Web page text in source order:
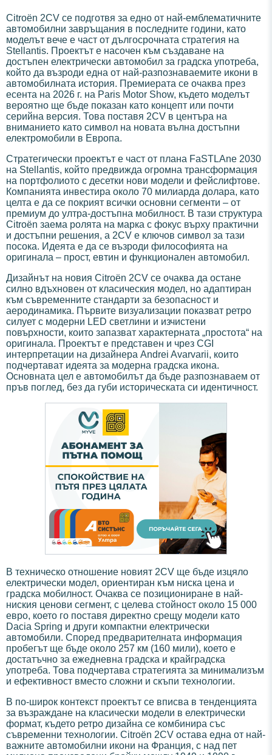
Citroën 2CV се подготвя за едно от най-емблематичните
автомобилни завръщания в последните години, като
моделът вече е част от дългосрочната стратегия на
Stellantis. Проектът е насочен към създаване на
достъпен електрически автомобил за градска употреба,
който да възроди една от най-разпознаваемите икони в
автомобилната история. Премиерата се очаква през
есента на 2026 г. на Paris Motor Show, където моделът
вероятно ще бъде показан като концепт или почти
серийна версия. Това поставя 2CV в центъра на
вниманието като символ на новата вълна достъпни
електромобили в Европа.
Стратегически проектът е част от плана FaSTLAne 2030
на Stellantis, който предвижда огромна трансформация
на портфолиото с десетки нови модели и фейслифтове.
Компанията инвестира около 70 милиарда долара, като
целта е да се покрият всички основни сегменти – от
премиум до ултра-достъпна мобилност. В тази структура
Citroën заема ролята на марка с фокус върху практични
и достъпни решения, а 2CV е ключов символ за тази
посока. Идеята е да се възроди философията на
оригинала – прост, евтин и функционален автомобил.
Дизайнът на новия Citroën 2CV се очаква да остане
силно вдъхновен от класическия модел, но адаптиран
към съвременните стандарти за безопасност и
аеродинамика. Първите визуализации показват ретро
силует с модерни LED светлини и изчистени
повърхности, които запазват характерната „простота“ на
оригинала. Проектът е представен и чрез CGI
интерпретации на дизайнера Andrei Avarvarii, които
подчертават идеята за модерна градска икона.
Основната цел е автомобилът да бъде разпознаваем от
пръв поглед, без да губи историческата си идентичност.
В техническо отношение новият 2CV ще бъде изцяло
електрически модел, ориентиран към ниска цена и
градска мобилност. Очаква се позициониране в най-
ниския ценови сегмент, с целева стойност около 15 000
евро, което го поставя директно срещу модели като
Dacia Spring и други компактни електрически
автомобили. Според предварителната информация
пробегът ще бъде около 257 км (160 мили), което е
достатъчно за ежедневна градска и крайградска
употреба. Това подчертава стратегията за минимализъм
и ефективност вместо сложни и скъпи технологии.
В по-широк контекст проектът се вписва в тенденцията
за възраждане на класически модели в електрически
формат, където ретро дизайна се комбинира със
съвременни технологии. Citroën 2CV остава една от най-
важните автомобилни икони на Франция, с над пет